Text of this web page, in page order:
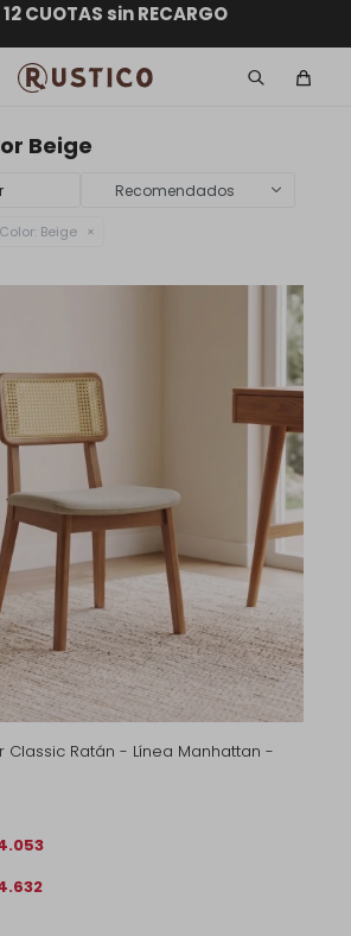
A TODO EL PAÍS
DE DEVOLUCIÓN
CUOTAS sin RECARGO
de MONTEVIDEO en compras
Beige
Recomendados
Color: Beige
Classic Ratán - Línea Manhattan -